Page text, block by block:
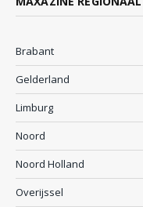
Brabant
Gelderland
Limburg
Noord
Noord Holland
Overijssel